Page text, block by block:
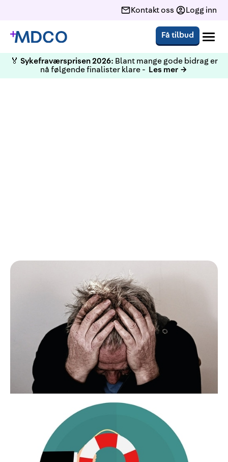
Kontakt oss Logg inn
Få tilbud
🏅 Sykefraværsprisen 2026: Blant mange gode bidrag er
nå følgende finalister klare -
Les mer →